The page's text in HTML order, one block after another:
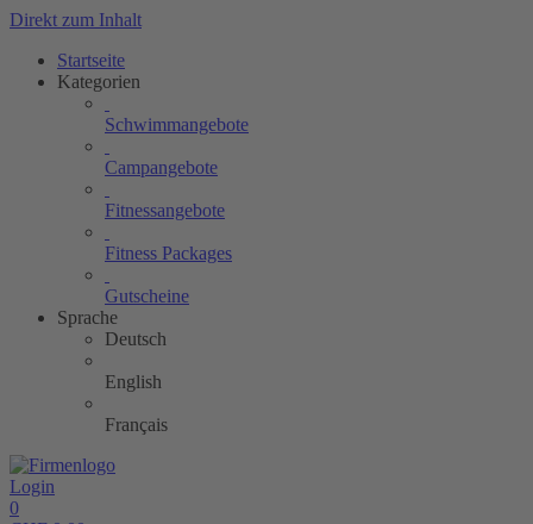
Direkt zum Inhalt
Startseite
Kategorien
Schwimmangebote
Campangebote
Fitnessangebote
Fitness Packages
Gutscheine
Sprache
Deutsch
English
Français
Login
0